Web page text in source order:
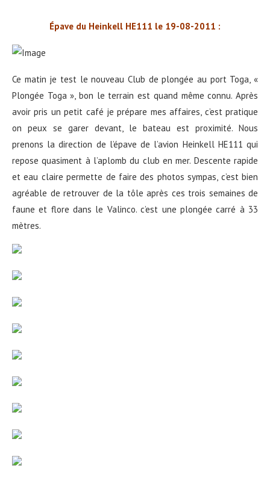
Épave du Heinkell HE111 le 19-08-2011 :
Ce matin je test le nouveau Club de plongée au port Toga, «
Plongée Toga », bon le terrain est quand même connu. Après
avoir pris un petit café je prépare mes affaires, c’est pratique
on peux se garer devant, le bateau est proximité. Nous
prenons la direction de l’épave de l’avion Heinkell HE111 qui
repose quasiment à l’aplomb du club en mer. Descente rapide
et eau claire permette de faire des photos sympas, c’est bien
agréable de retrouver de la tôle après ces trois semaines de
faune et flore dans le Valinco. c’est une plongée carré à 33
mètres.